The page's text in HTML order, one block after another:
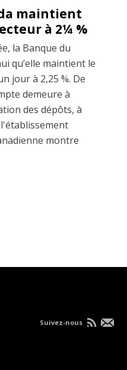
maintient
à 2¼ %
la Banque du
qu’elle maintient le
jour à 2,25 %. De
demeure à
des dépôts, à
l'établissement
montre
Suivez-nous